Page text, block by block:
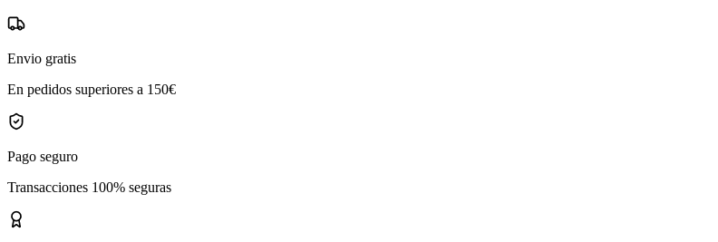
Envio gratis
En pedidos superiores a 150€
Pago seguro
Transacciones 100% seguras